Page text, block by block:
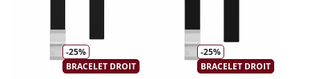
-25%
BRACELET DROIT
-25%
BRACELET DROIT